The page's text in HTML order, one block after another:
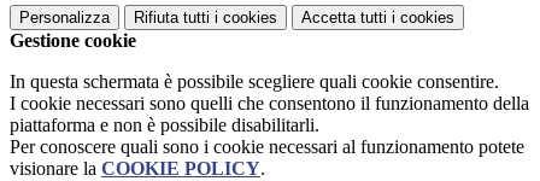
Personalizza Rifiuta tutti i cookies Accetta tutti i cookies
Gestione cookie
In questa schermata è possibile scegliere quali cookie consentire.
I cookie necessari sono quelli che consentono il funzionamento della
piattaforma e non è possibile disabilitarli.
Per conoscere quali sono i cookie necessari al funzionamento potete
visionare la COOKIE POLICY.